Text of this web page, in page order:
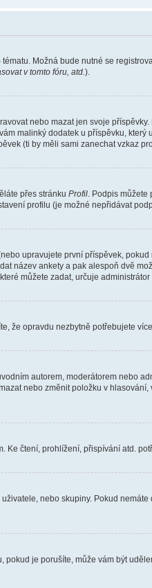
Možná bude nutné se
v tomto fóru, atd. ).
nebo mazat jen svoje
malinký dodatek u příspěvku,
(ti by měli sami zanechat vzkaz
přes stránku Profil . Podpis
profilu (je možné nepřidávat
upravujete první příspěvek,
název ankety a pak alespoň dvě
můžete zadat, určuje administrátor
že opravdu nezbytně potřebujete
autorem, moderátorem nebo
nebo změnit položku v
čtení, prohlížení, přispívání atd.
nebo skupiny. Pokud
je porušíte, může vám být